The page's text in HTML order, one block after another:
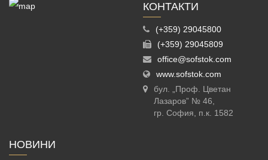
КОНТАКТИ
(+359) 29045800
(+359) 29045809
office@sofstok.com
www.sofstok.com
бул. „Проф. Цветан
Лазаров” № 46,
гр. София, п.к. 1582
НОВИНИ